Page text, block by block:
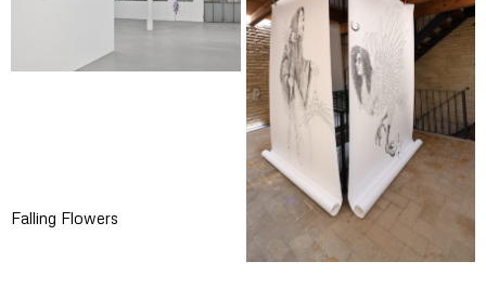
Falling Flowers